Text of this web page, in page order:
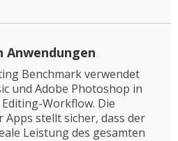
Anwendungen
Benchmark verwendet
und Adobe Photoshop in
Workflow. Die
stellt sicher, dass der
Leistung des gesamten